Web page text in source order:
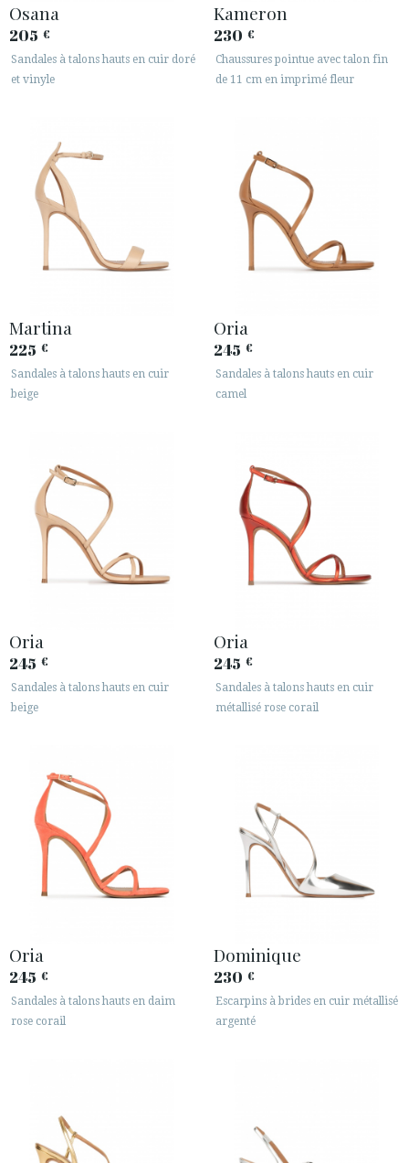
Osana
205 €
Sandales à talons hauts en cuir doré
et vinyle
Kameron
230 €
Chaussures pointue avec talon fin
de 11 cm en imprimé fleur
Martina
225 €
Sandales à talons hauts en cuir
beige
Oria
245 €
Sandales à talons hauts en cuir
camel
Oria
245 €
Sandales à talons hauts en cuir
beige
Oria
245 €
Sandales à talons hauts en cuir
métallisé rose corail
Oria
245 €
Sandales à talons hauts en daim
rose corail
Dominique
230 €
Escarpins à brides en cuir métallisé
argenté